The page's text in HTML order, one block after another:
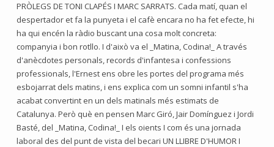
PRÒLEGS DE TONI CLAPÉS I MARC SARRATS. Cada matí, quan el
despertador et fa la punyeta i el cafè encara no ha fet efecte, hi
ha qui encén la ràdio buscant una cosa molt concreta:
companyia i bon rotllo. I d'això va el _Matina, Codina!_ A través
d'anècdotes personals, records d'infantesa i confessions
professionals, l'Ernest ens obre les portes del programa més
esbojarrat dels matins, i ens explica com un somni infantil s'ha
acabat convertint en un dels matinals més estimats de
Catalunya. Però què en pensen Marc Giró, Jair Domínguez i Jordi
Basté, del _Matina, Codina!_ I els oients I com és una jornada
laboral des del punt de vista del becari UN LLIBRE D'HUMOR I